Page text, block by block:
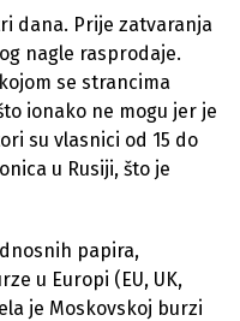
dana. Prije zatvaranja
nagle rasprodaje.
se strancima
ionako ne mogu jer je
su vlasnici od 15 do
u Rusiji, što je
papira,
u Europi (EU, UK,
je Moskovskoj burzi